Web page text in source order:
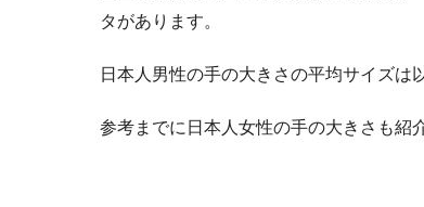
タがあります。
日本人男性の手の大きさの平均サイズは
参考までに日本人女性の手の大きさも紹